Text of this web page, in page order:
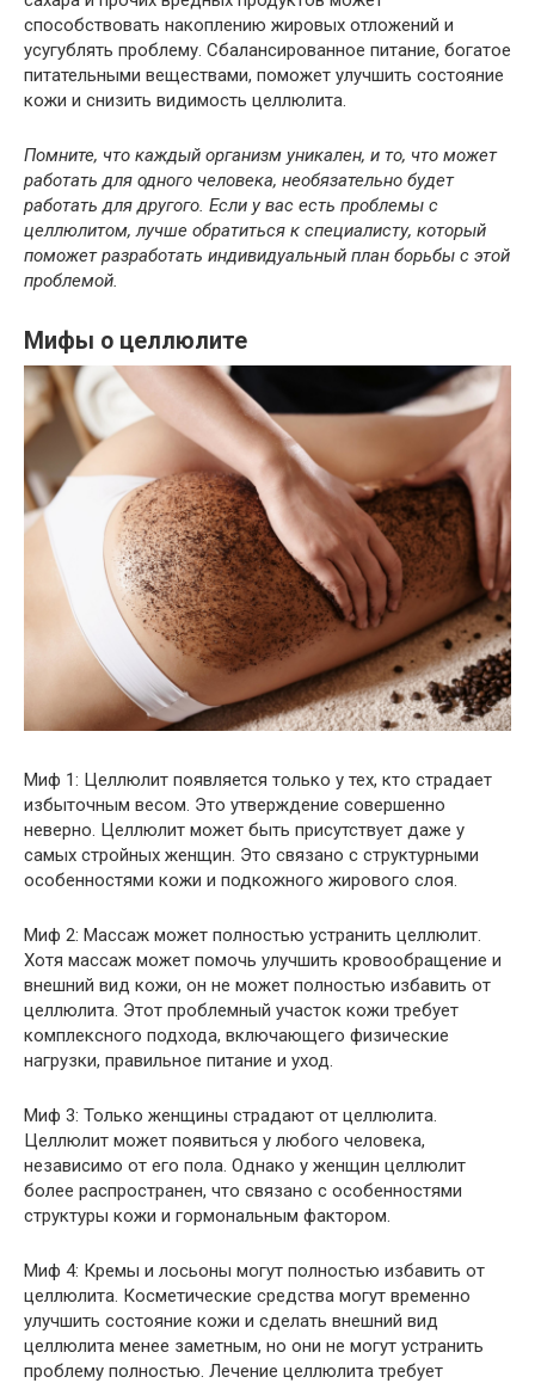
способствовать накоплению жировых отложений и
усугублять проблему. Сбалансированное питание, богатое
питательными веществами, поможет улучшить состояние
кожи и снизить видимость целлюлита.
Помните, что каждый организм уникален, и то, что может
работать для одного человека, необязательно будет
работать для другого. Если у вас есть проблемы с
целлюлитом, лучше обратиться к специалисту, который
поможет разработать индивидуальный план борьбы с этой
проблемой.
Мифы о целлюлите
Миф 1: Целлюлит появляется только у тех, кто страдает
избыточным весом. Это утверждение совершенно
неверно. Целлюлит может быть присутствует даже у
самых стройных женщин. Это связано с структурными
особенностями кожи и подкожного жирового слоя.
Миф 2: Массаж может полностью устранить целлюлит.
Хотя массаж может помочь улучшить кровообращение и
внешний вид кожи, он не может полностью избавить от
целлюлита. Этот проблемный участок кожи требует
комплексного подхода, включающего физические
нагрузки, правильное питание и уход.
Миф 3: Только женщины страдают от целлюлита.
Целлюлит может появиться у любого человека,
независимо от его пола. Однако у женщин целлюлит
более распространен, что связано с особенностями
структуры кожи и гормональным фактором.
Миф 4: Кремы и лосьоны могут полностью избавить от
целлюлита. Косметические средства могут временно
улучшить состояние кожи и сделать внешний вид
целлюлита менее заметным, но они не могут устранить
проблему полностью. Лечение целлюлита требует